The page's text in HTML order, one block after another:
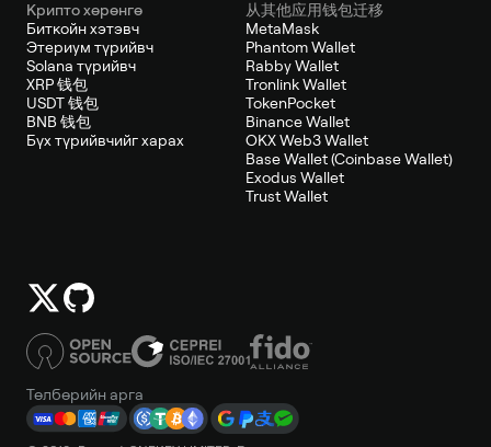
Крипто хөрөнгө
Биткойн хэтэвч
Этериум түрийвч
Solana түрийвч
XRP 钱包
USDT 钱包
BNB 钱包
Бүх түрийвчийг харах
从其他应用钱包迁移
MetaMask
Phantom Wallet
Rabby Wallet
Tronlink Wallet
TokenPocket
Binance Wallet
OKX Web3 Wallet
Base Wallet (Coinbase Wallet)
Exodus Wallet
Trust Wallet
Төлбөрийн арга